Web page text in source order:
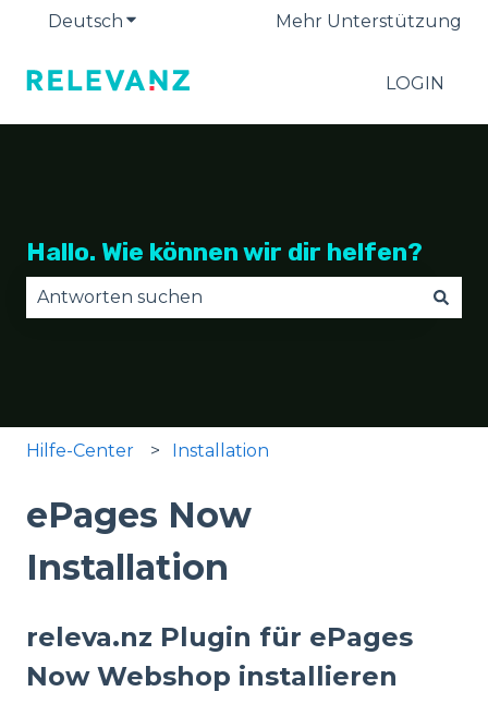
Deutsch Untermenü für Übersetzungen
Mehr Unterstützung
LOGIN
Hallo. Wie können wir dir helfen?
Hilfe-Center Installation
ePages Now
Installation
releva.nz Plugin für ePages
Now Webshop installieren